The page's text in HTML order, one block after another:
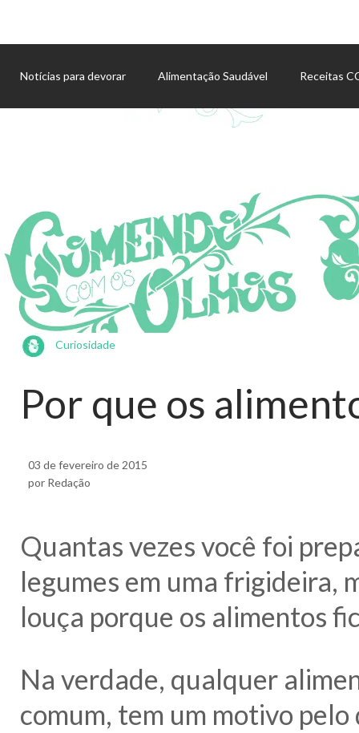
Notícias para devorar Alimentação Saudável Receitas
Curiosidade
Por que os
03 de fevereiro de 2015
por Redação
Quantas vezes você foi
legumes em uma frigideira,
louça porque os alimentos
Na verdade, qualquer
comum, tem um motivo